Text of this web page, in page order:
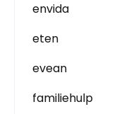
envida
eten
evean
familiehulp